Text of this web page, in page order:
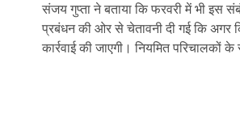
संजय गुप्ता ने बताया कि फरवरी में भी इस
प्रबंधन की ओर से चेतावनी दी गई कि अगर
कार्रवाई की जाएगी। नियमित परिचालकों